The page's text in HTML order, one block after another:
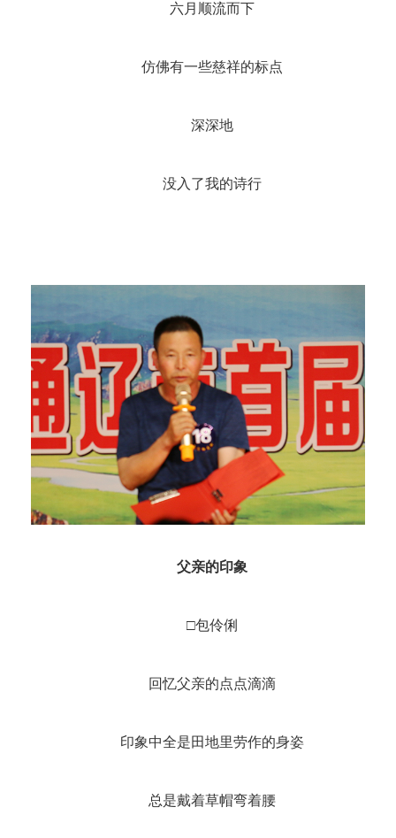
六月顺流而下
仿佛有一些慈祥的标点
深深地
没入了我的诗行
父亲的印象
□包伶俐
回忆父亲的点点滴滴
印象中全是田地里劳作的身姿
总是戴着草帽弯着腰